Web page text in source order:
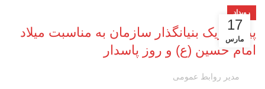
17
مارس
رویداد
پیام تبریک بنیانگذار سازمان به مناسبت میلاد
امام حسین (ع) و روز پاسدار
مدیر روابط عمومی